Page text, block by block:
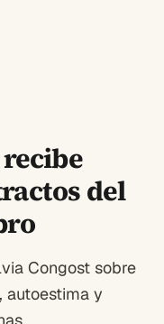
del
Congost sobre
autoestima y